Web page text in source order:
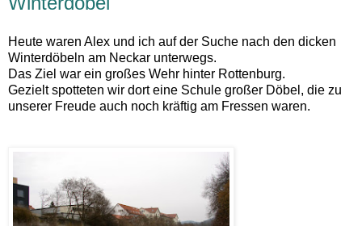
Heute waren Alex und ich auf der Suche nach den dicken
Winterdöbeln am Neckar unterwegs.
Das Ziel war ein großes Wehr hinter Rottenburg.
Gezielt spotteten wir dort eine Schule großer Döbel, die zu
unserer Freude auch noch kräftig am Fressen waren.